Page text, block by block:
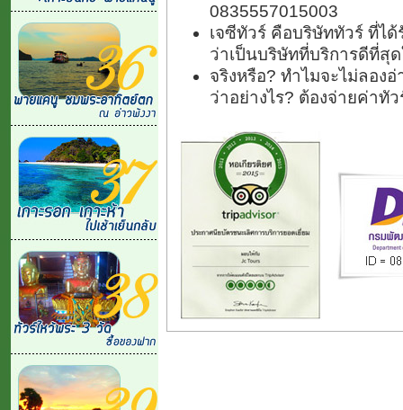
0835557015003
เจซีทัวร์ คือบริษัททัวร์ ที่ไ
ว่าเป็นบริษัทที่บริการดีที่สุ
จริงหรือ? ทำไมจะไม่ลอง
ว่าอย่างไร? ต้องจ่ายค่าทั